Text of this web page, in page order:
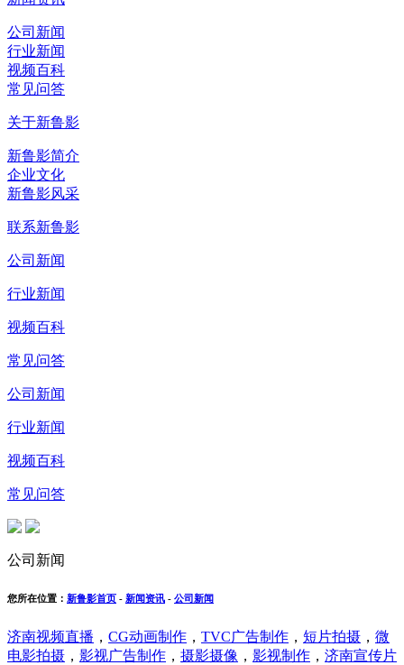
公司新闻
行业新闻
视频百科
常见问答
关于新鲁影
新鲁影简介
企业文化
新鲁影风采
联系新鲁影
公司新闻
行业新闻
视频百科
常见问答
公司新闻
行业新闻
视频百科
常见问答
公司新闻
您所在位置： 新鲁影首页 - 新闻资讯 - 公司新闻
济南视频直播 ， CG动画制作 ， TVC广告制作 ， 短片拍摄 ， 微
电影拍摄 ， 影视广告制作 ， 摄影摄像 ， 影视制作 ， 济南宣传片